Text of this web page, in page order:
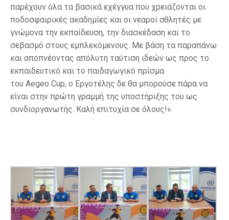
παρέχουν όλα τα βασικά εχέγγυα που χρειάζονται οι
ποδοσφαιρικές ακαδημίες και οι νεαροί αθλητές με
γνώμονα την εκπαίδευση, την διασκέδαση και το
σεβασμό στους εμπλεκόμενους. Με βάση τα παραπάνω
και αποπνέοντας απόλυτη ταύτιση ιδεών ως προς το
εκπαιδευτικό και το παιδαγωγικό πρίσμα
του Aegeo Cup, ο Εργοτέλης δε θα μπορούσε πάρα να
είναι στην πρώτη γραμμή της υποστήριξης του ως
συνδιοργανωτής. Καλή επιτυχία σε όλους!».